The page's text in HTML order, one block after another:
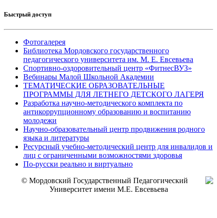
Быстрый доступ
Фотогалерея
Библиотека Мордовского государственного
педагогического университета им. М. Е. Евсевьева
Спортивно-оздоровительный центр «ФитнесВУЗ»
Вебинары Малой Школьной Академии
ТЕМАТИЧЕСКИЕ ОБРАЗОВАТЕЛЬНЫЕ
ПРОГРАММЫ ДЛЯ ЛЕТНЕГО ДЕТСКОГО ЛАГЕРЯ
Разработка научно-методического комплекта по
антикоррупционному образованию и воспитанию
молодежи
Научно-образовательный центр продвижения родного
языка и литературы
Ресурсный учебно-методический центр для инвалидов и
лиц с ограниченными возможностями здоровья
По-русски реально и виртуально
© Мордовский Государственный Педагогический
Университет имени М.Е. Евсевьева